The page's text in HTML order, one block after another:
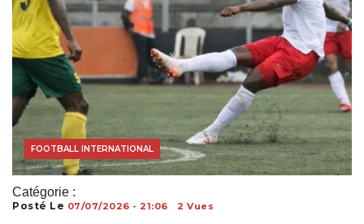
Catégorie :
FOOTBALL AFRICAIN
FOOTBALL INTERNATIONAL
Posté Le 07/07/2026 - 21:06 2 Vues